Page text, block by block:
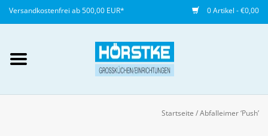
Versandkostenfrei ab 500,00 EUR* 0 Artikel - €0,00
anlegen
Startseite /Abfalleimer ‘Push’